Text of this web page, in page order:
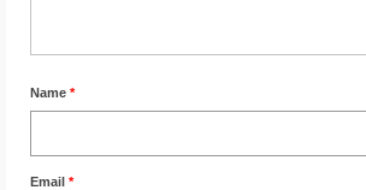
Name *
Email *